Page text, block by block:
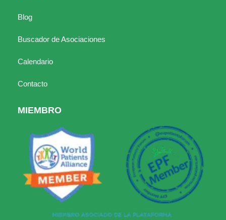
Blog
Buscador de Asociaciones
Calendario
Contacto
MIEMBRO